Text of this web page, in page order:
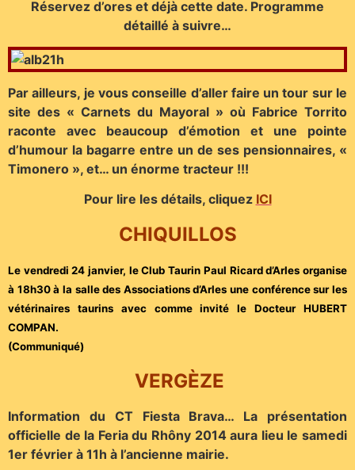
Réservez d’ores et déjà cette date. Programme
détaillé à suivre…
Par ailleurs, je vous conseille d’aller faire un tour sur le
site des « Carnets du Mayoral » où Fabrice Torrito
raconte avec beaucoup d’émotion et une pointe
d’humour la bagarre entre un de ses pensionnaires, «
Timonero », et… un énorme tracteur !!!
Pour lire les détails, cliquez ICI
CHIQUILLOS
Le vendredi 24 janvier, le Club Taurin Paul Ricard d’Arles organise
à 18h30 à la salle des Associations d’Arles une conférence sur les
vétérinaires taurins avec comme invité le Docteur HUBERT
COMPAN.
(Communiqué)
VERGÈZE
Information du CT Fiesta Brava… La présentation
officielle de la Feria du Rhôny 2014 aura lieu le samedi
1er février à 11h à l’ancienne mairie.